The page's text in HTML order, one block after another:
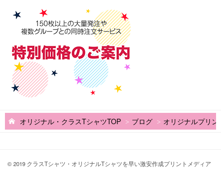
オリジナル・クラスTシャツTOP ブログ オリジナルプリ
© 2019 クラスTシャツ・オリジナルTシャツを早い激安作成プリントメディア